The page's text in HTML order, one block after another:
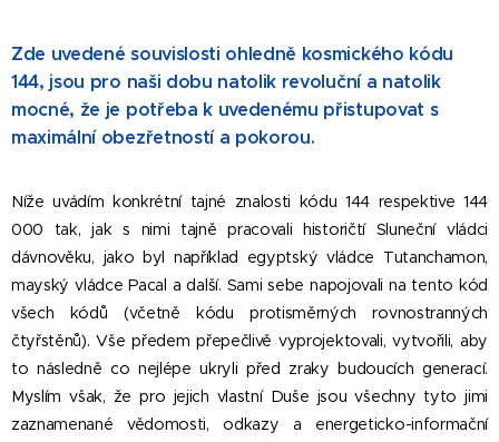
Zde uvedené souvislosti ohledně kosmického kódu
144, jsou pro naši dobu natolik revoluční a natolik
mocné, že je potřeba k uvedenému přistupovat s
maximální obezřetností a pokorou.
Níže uvádím konkrétní tajné znalosti kódu 144 respektive 144
000 tak, jak s nimi tajně pracovali historičtí Sluneční vládci
dávnověku, jako byl například egyptský vládce Tutanchamon,
mayský vládce Pacal a další. Sami sebe napojovali na tento kód
všech kódů (včetně kódu protisměrných rovnostranných
čtyřstěnů). Vše předem přepečlivě vyprojektovali, vytvořili, aby
to následně co nejlépe ukryli před zraky budoucích generací.
Myslím však, že pro jejich vlastní Duše jsou všechny tyto jimi
zaznamenané vědomosti, odkazy a energeticko-informační